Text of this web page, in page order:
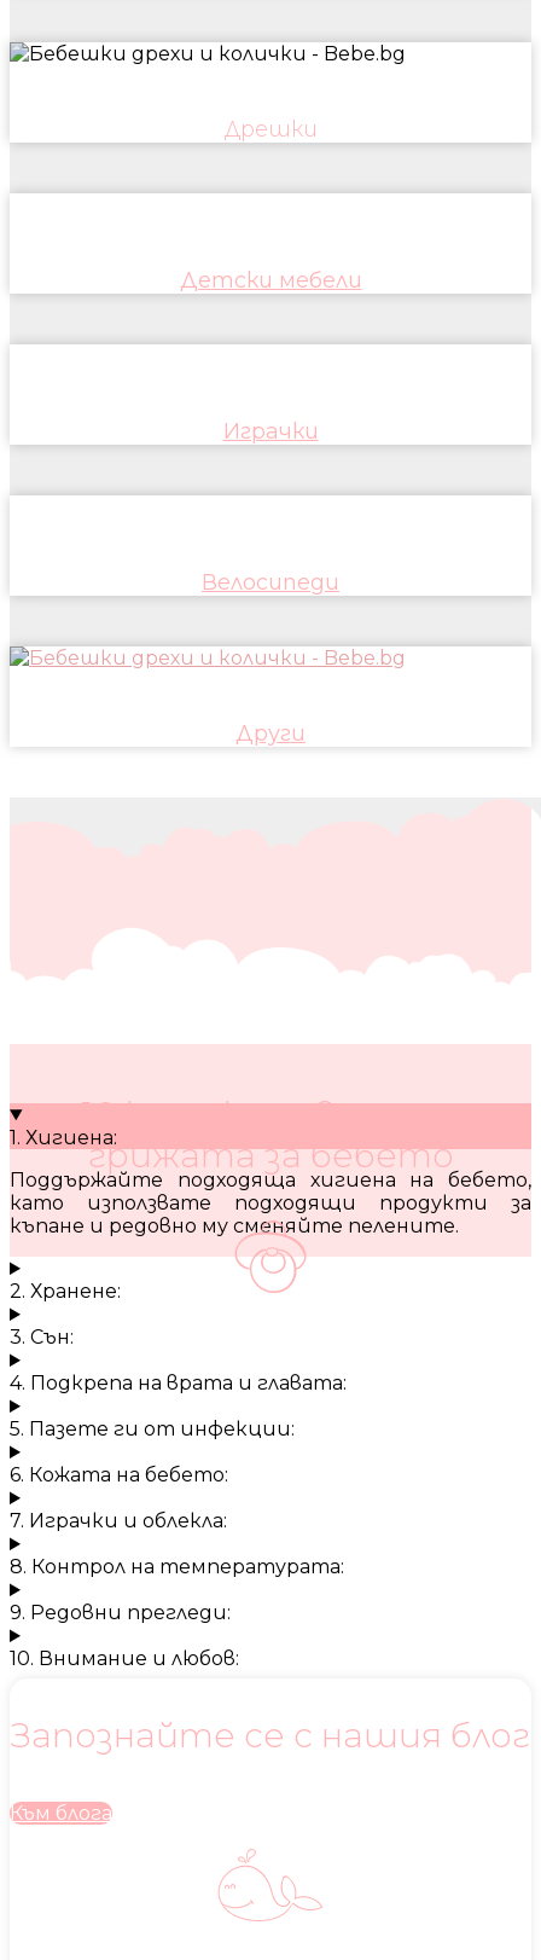
Дрешки
Детски мебели
Играчки
Велосипеди
Други
10 кратки съвета за
грижата за бебето
1. Хигиена:
Поддържайте подходяща хигиена на бебето,
като използвате подходящи продукти за
къпане и редовно му сменяйте пелените.
2. Хранене:
3. Сън:
4. Подкрепа на врата и главата:
5. Пазете ги от инфекции:
6. Кожата на бебето:
7. Играчки и облекла:
8. Контрол на температурата:
9. Редовни прегледи:
10. Внимание и любов:
Запознайте се с нашия блог
Към блога